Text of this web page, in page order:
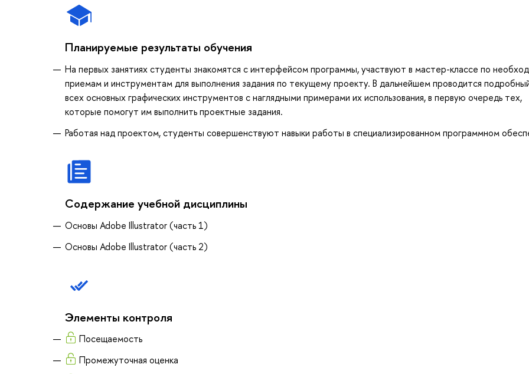
Планируемые результаты обучения
На первых занятиях студенты знакомятся с интерфейсом программы, участвуют в мастер-классе по
приемам и инструментам для выполнения задания по текущему проекту. В дальнейшем проводится
всех основных графических инструментов с наглядными примерами их использования, в первую очередь тех,
которые помогут им выполнить проектные задания.
Работая над проектом, студенты совершенствуют навыки работы в специализированном программном
Содержание учебной дисциплины
Основы Adobe Illustrator (часть 1)
Основы Adobe Illustrator (часть 2)
Элементы контроля
Посещаемость
Промежуточная оценка